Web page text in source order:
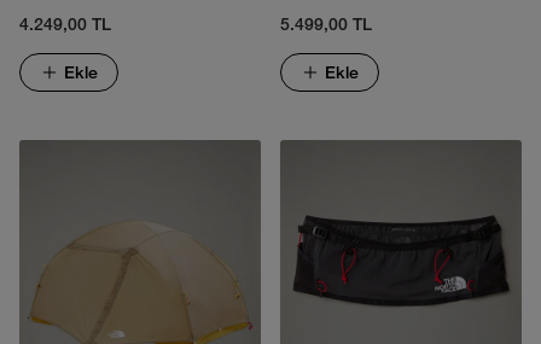
4.249,00 TL
Ekle
5.499,00 TL
Ekle